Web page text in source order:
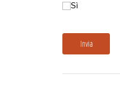
Sì
Invia